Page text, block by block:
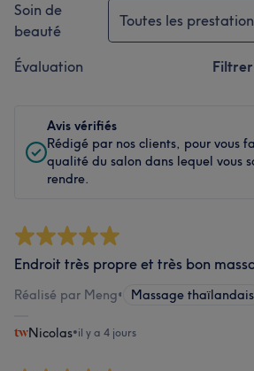
Soin de
beauté
Toutes les
Évaluation
Avis vérifiés
Rédigé par nos clients, pour vous
qualité du salon dans lequel vous
rendre.
Endroit très propre et très bon
Réalisé par Meng• Massage thaïlandais
Nicolas•il y a 4 jours